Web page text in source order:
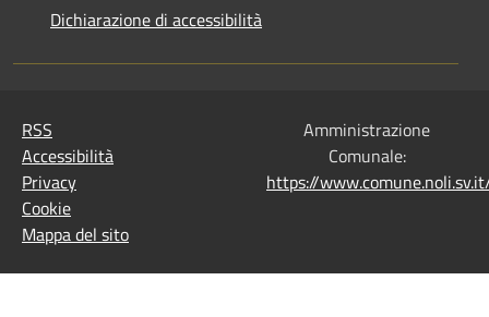
Dichiarazione di accessibilità
RSS
Accessibilità
Privacy
Cookie
Mappa del sito
Amministrazione
Comunale:
https://